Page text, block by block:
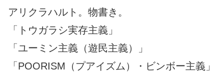
アリクラハルト。物書き。
「トウガラシ実存主義」
「ユーミン主義（遊民主義）」
「POORISM（プアイズム）・ビンボー主義」